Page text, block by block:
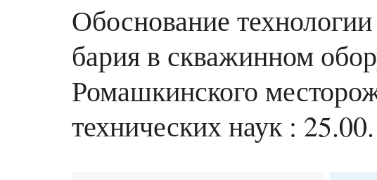
Обоснование
бария в скважинном
Ромашкинского
технических наук :